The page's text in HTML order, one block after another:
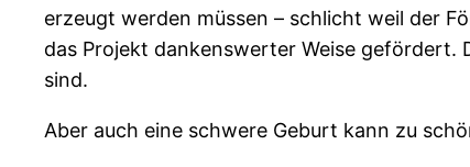
erzeugt werden müssen – schlicht weil der
das Projekt dankenswerter Weise
sind.
Aber auch eine schwere Geburt kann zu